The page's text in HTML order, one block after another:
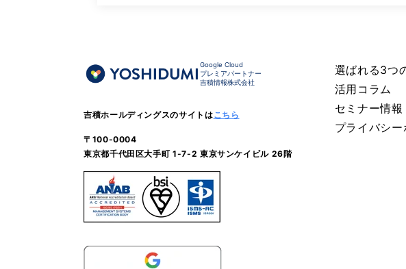
Google Cloud
プレミアパートナー
吉積情報株式会社
吉積ホールディングスのサイトはこちら
〒100-0004
東京都千代田区大手町 1-7-2 東京サンケイビル 26階
選ばれる3つ
活用コラム
セミナー情報
プライバシー